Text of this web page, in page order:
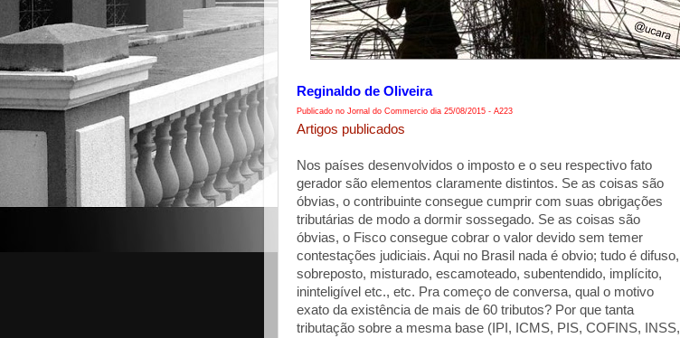
Reginaldo de Oliveira
Publicado no Jornal do Commercio dia 25/08/2015 - A223
Artigos publicados
Nos países desenvolvidos o imposto e o seu respectivo fato
gerador são elementos claramente distintos. Se as coisas são
óbvias, o contribuinte consegue cumprir com suas obrigações
tributárias de modo a dormir sossegado. Se as coisas são
óbvias, o Fisco consegue cobrar o valor devido sem temer
contestações judiciais. Aqui no Brasil nada é obvio; tudo é difuso,
sobreposto, misturado, escamoteado, subentendido, implícito,
ininteligível etc., etc. Pra começo de conversa, qual o motivo
exato da existência de mais de 60 tributos? Por que tanta
tributação sobre a mesma base (IPI, ICMS, PIS, COFINS, INSS,